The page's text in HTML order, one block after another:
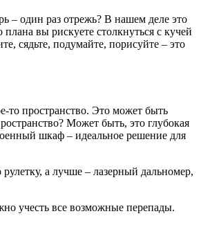
– один раз отрежь? В нашем деле это
вы рискуете столкнуться с кучей
сядьте, подумайте, порисуйте – это
то пространство. Это может быть
Может быть, это глубокая
шкаф – идеальное решение для
а лучше – лазерный дальномер,
учесть все возможные перепады.